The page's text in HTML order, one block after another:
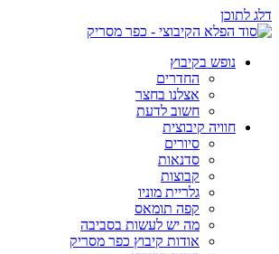
דלג לתוכן
נופש בקיבוץ
החדרים
אצלנו בחצר
חשוב לדעת
חוויה קיבוצית
סיורים
סדנאות
קבוצות
גלריית מוניו
קפה תומאס
מה יש לעשות בסביבה
אודות קיבוץ כפר מסריק